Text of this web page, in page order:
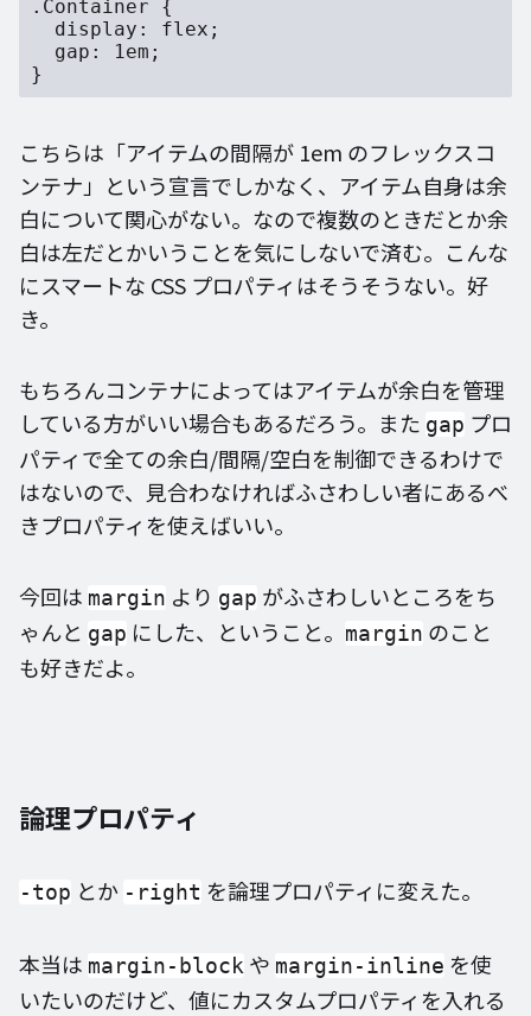
.Container {
  display: flex;
  gap: 1em;
こちらは「アイテムの間隔が 1em のフレックスコ
ンテナ」という宣言でしかなく、アイテム自身は余
白について関心がない。なので複数のときだとか余
白は左だとかいうことを気にしないで済む。こんな
にスマートな CSS プロパティはそうそうない。好
き。
もちろんコンテナによってはアイテムが余白を管理
している方がいい場合もあるだろう。また gap プロ
パティで全ての余白/間隔/空白を制御できるわけで
はないので、見合わなければふさわしい者にあるべ
きプロパティを使えばいい。
今回は margin より gap がふさわしいところをち
ゃんと gap にした、ということ。 margin のこと
も好きだよ。
論理プロパティ
-top とか -right を論理プロパティに変えた。
本当は margin-block や margin-inline を使
いたいのだけど、値にカスタムプロパティを入れる